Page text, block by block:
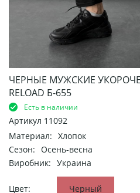
ЧЕРНЫЕ МУЖСКИЕ
RELOAD Б-655
Есть в наличии
Артикул 11092
Материал: Хлопок
Сезон: Осень-весна
Виробник: Украина
Цвет: Черный